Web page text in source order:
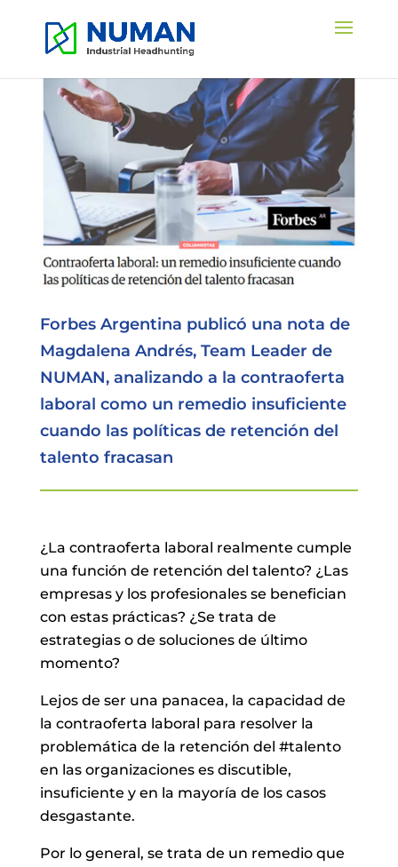
Forbes Argentina publicó una nota de
Magdalena Andrés, Team Leader de
NUMAN, analizando a la contraoferta
laboral como un remedio insuficiente
cuando las políticas de retención del
talento fracasan
¿La contraoferta laboral realmente cumple
una función de retención del talento? ¿Las
empresas y los profesionales se benefician
con estas prácticas? ¿Se trata de
estrategias o de soluciones de último
momento?
Lejos de ser una panacea, la capacidad de
la contraoferta laboral para resolver la
problemática de la retención del #talento
en las organizaciones es discutible,
insuficiente y en la mayoría de los casos
desgastante.
Por lo general, se trata de un remedio que